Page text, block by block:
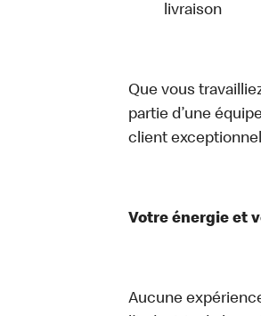
livraison
Que vous
partie d’une
client
Votre énergie et
Aucune